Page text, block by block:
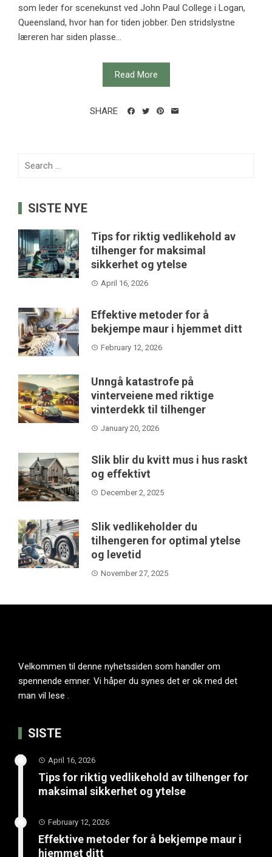
som leder for scenekunst ved John Paul College i Logan,
Queensland, hvor han for tiden jobber. Den stridslystne
læreren har siden plasse...
Read More
SHARE
Search
SISTE NYE
Tips for riktig vedlikehold av
tilhenger for maksimal
sikkerhet og ytelse
April 16, 2026
Effektive metoder for å
bekjempe maur i hjemmet ditt
February 12, 2026
Unngå katastrofe på
vinterveiene med riktige
vinterdekk til tilhenger
January 20, 2026
Slik blir du kvitt mus i hus raskt
og effektivt
December 2, 2025
Slik vedlikeholder du
tilhengeren for optimal ytelse
og levetid
November 27, 2025
Velkommen til denne nyhetssiden som handler om
spennende emner. Vi håper du synes det er ok med det
man vil lese .
SISTE
April 16, 2026
Tips for riktig vedlikehold av tilhenger for
maksimal sikkerhet og ytelse
February 12, 2026
Effektive metoder for å bekjempe maur i
hjemmet ditt